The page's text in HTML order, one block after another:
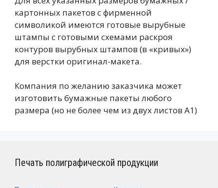
картонных пакетов с фирменной
символикой имеются готовые вырубные
штампы с готовыми схемами раскроя
контуров вырубных штампов (в «кривых»)
для верстки оригинал-макета.
Компания по желанию заказчика может
изготовить бумажные пакеты любого
размера (но не более чем из двух листов А1)
Печать полиграфической продукции